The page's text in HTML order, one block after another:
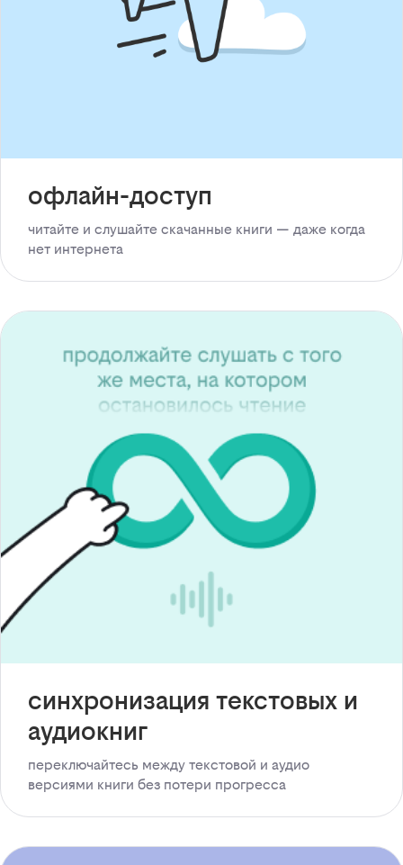
офлайн-доступ
читайте и слушайте скачанные книги — даже когда
нет интернета
синхронизация текстовых и
аудиокниг
переключайтесь между текстовой и аудио
версиями книги без потери прогресса